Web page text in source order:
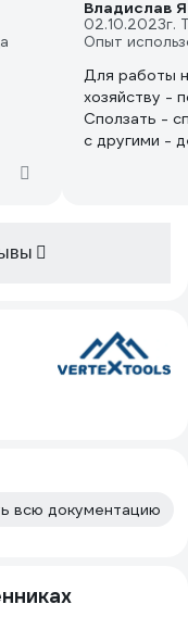
Владислав
02.10.2023г.
Опыт
Для работы
хозяйству -
Сползать -
с другими -
всю документацию